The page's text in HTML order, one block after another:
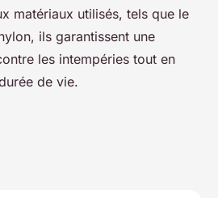
matériaux utilisés, tels que le
ils garantissent une
les intempéries tout en
de vie.